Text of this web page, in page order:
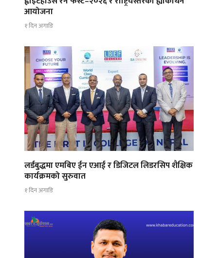
आयोजना
१ दिन अगाडि
लर्डबुद्धमा एमबिए ईन एआई र डिजिटल लिडरसिप शैक्षिक
कार्यक्रमको सुरुवात
१ दिन अगाडि